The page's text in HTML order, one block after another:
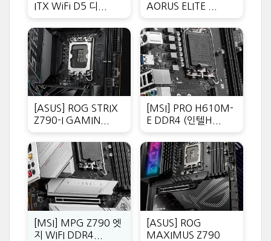
ITX WiFi D5 디...
AORUS ELITE ...
[ASUS] ROG STRIX
Z790-I GAMIN...
[MSI] PRO H610M-
E DDR4 (인텔H...
[MSI] MPG Z790 엣
지 WIFI DDR4...
[ASUS] ROG
MAXIMUS Z790